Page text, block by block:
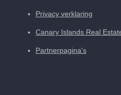
Privacy verklaring
Canary Islands Real
Partnerpagina's